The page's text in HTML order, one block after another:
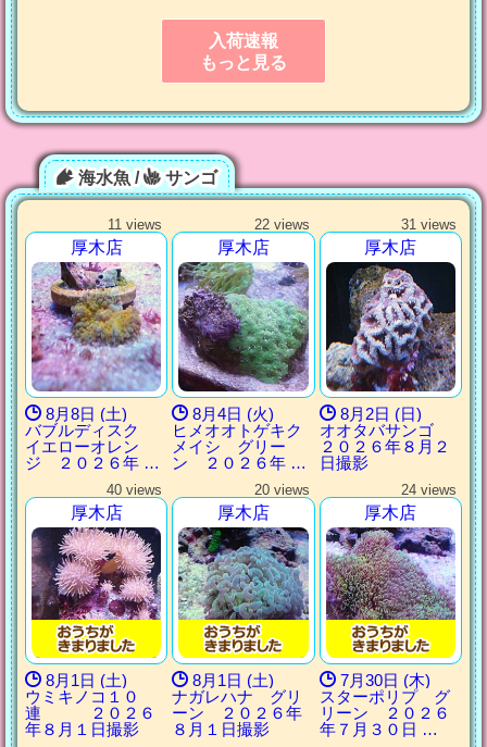
入荷速報
もっと見る
海水魚 / サンゴ
11 views
厚木店
8月8日 (土)
バブルディスク
イエローオレン
ジ ２０２６年 …
22 views
厚木店
8月4日 (火)
ヒメオオトゲキク
メイシ グリー
ン ２０２６年 …
31 views
厚木店
8月2日 (日)
オオタバサンゴ
２０２６年８月２
日撮影
40 views
厚木店
8月1日 (土)
ウミキノコ１０
連 ２０２６
年８月１日撮影
20 views
厚木店
8月1日 (土)
ナガレハナ グリ
ーン ２０２６年
８月１日撮影
24 views
厚木店
7月30日 (木)
スターポリプ グ
リーン ２０２６
年７月３０日 …